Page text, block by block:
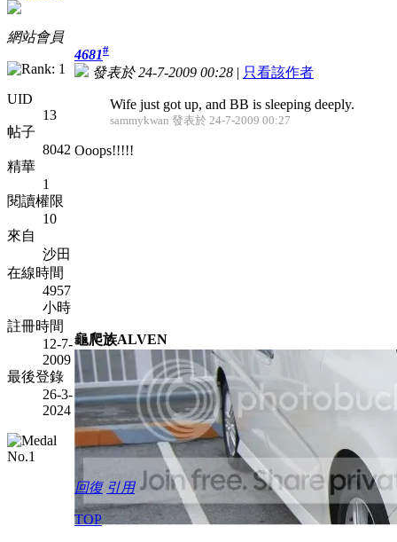
網站會員
UID
13
帖子
8042
精華
1
閱讀權限
10
來自
沙田
在線時間
4957
小時
註冊時間
12-7-
2009
最後登錄
26-3-
2024
4681#
發表於 24-7-2009 00:28 | 只看該作者
Wife just got up, and BB is sleeping deeply.
sammykwan 發表於 24-7-2009 00:27
Ooops!!!!!
龜爬族ALVEN
回復 引用
TOP